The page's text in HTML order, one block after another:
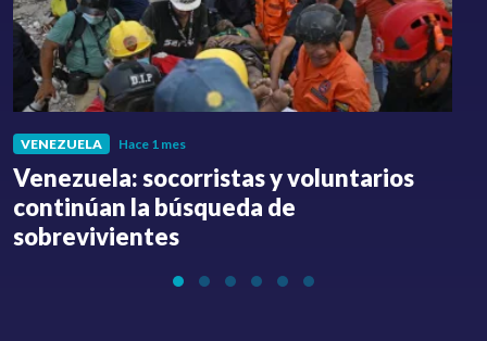
VENEZUELA Hace 1 mes
Venezuela: socorristas y voluntarios
continúan la búsqueda de
sobrevivientes